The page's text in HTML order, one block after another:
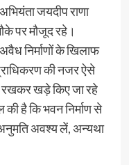
जयदीप राणा
पर मौजूद रहे।
निर्माणों के खिलाफ
की नजर ऐसे
रखकर खड़े किए जा रहे
है कि भवन निर्माण से
अवश्य लें, अन्यथा